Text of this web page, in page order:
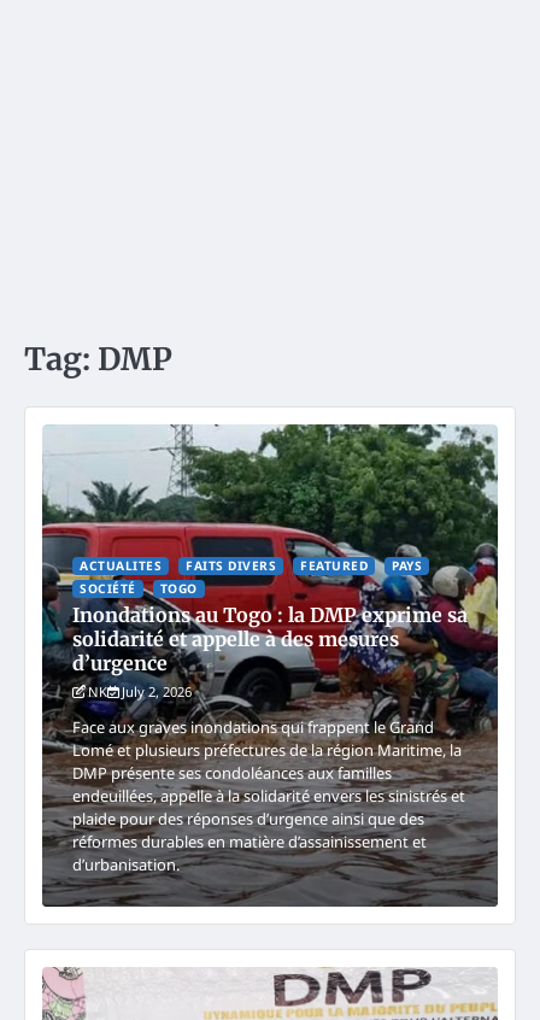
Tag: DMP
ACTUALITES FAITS DIVERS FEATURED
PAYS
SOCIÉTÉ
TOGO
Inondations au Togo : la DMP exprime sa
solidarité et appelle à des mesures
d’urgence
NK July 2, 2026
Face aux graves inondations qui frappent le Grand
Lomé et plusieurs préfectures de la région Maritime, la
DMP présente ses condoléances aux familles
endeuillées, appelle à la solidarité envers les sinistrés et
plaide pour des réponses d’urgence ainsi que des
réformes durables en matière d’assainissement et
d’urbanisation.